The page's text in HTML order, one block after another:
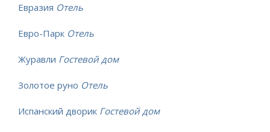
Евразия Отель
Евро-Парк Отель
Журавли Гостевой дом
Золотое руно Отель
Испанский дворик Гостевой дом